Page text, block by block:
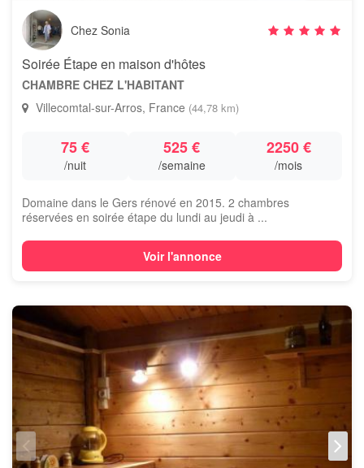
Chez Sonia
Soirée Étape en maison d'hôtes
CHAMBRE CHEZ L'HABITANT
Villecomtal-sur-Arros, France (44,78 km)
75 €
/nuit
525 €
/semaine
2250 €
/mois
Domaine dans le Gers rénové en 2015. 2 chambres
réservées en soirée étape du lundi au jeudi à ...
Voir l'annonce